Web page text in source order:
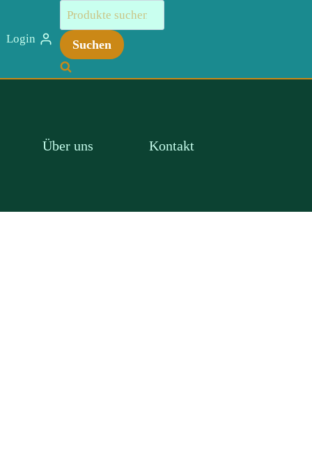
Login
Suchen
nach:
Suchen
Über uns Kontakt